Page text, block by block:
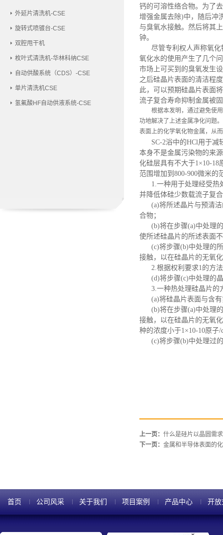
外延片清洗机-CSE
旋转式喷镀台-CSE
双腔甩干机
枚叶式清洗机-华林科纳CSE
自动供酸系统（CDS）-CSE
单片清洗机CSE
氢氟酸HF自动供液系统-CSE
钙的可溶性络合物。为了
增强金属去除)中，随后冲
与臭氧水接触。然后将其
钟。
尽管专利权人声称氧
氧化水的使用产生了几个
市场上可买到的臭氧发生
之后硅晶片表面的清洁程
此，可以预期硅晶片表面
流子复合寿命抑制金属被
根据本发明，通过避免使
功地解决了上述金属净化问题
表面上的化学氧化物金属，从
SC-2浴中的HCl用于减
本身不是金属污染物的来
化硅层具有不大于1×10-18
范围增加到800-900微米的
1.一种用于处理经受热
并降低体硅少数载流子复
(a)将所述晶片与预清
合物；
(b)将在步骤(a)中处理
使所述硅晶片的所述表面
(c)将步骤(b)中处理的
接触，以在硅晶片的无氧
2.根据权利要求1的方
(d)将步骤(c)中处理的
3.一种热处理硅晶片的
(a)将硅晶片表面与含
(b)将在步骤(a)中处理
接触，以在硅晶片的无氧
种的浓度小于1×10-10原子/
(c)将步骤(b)中处理过
上一页： 什么是硅片以晶圆需
下一页： 金属和半导体表面的
首页 公司风采 关于我们 项目案例 产品中心 开放